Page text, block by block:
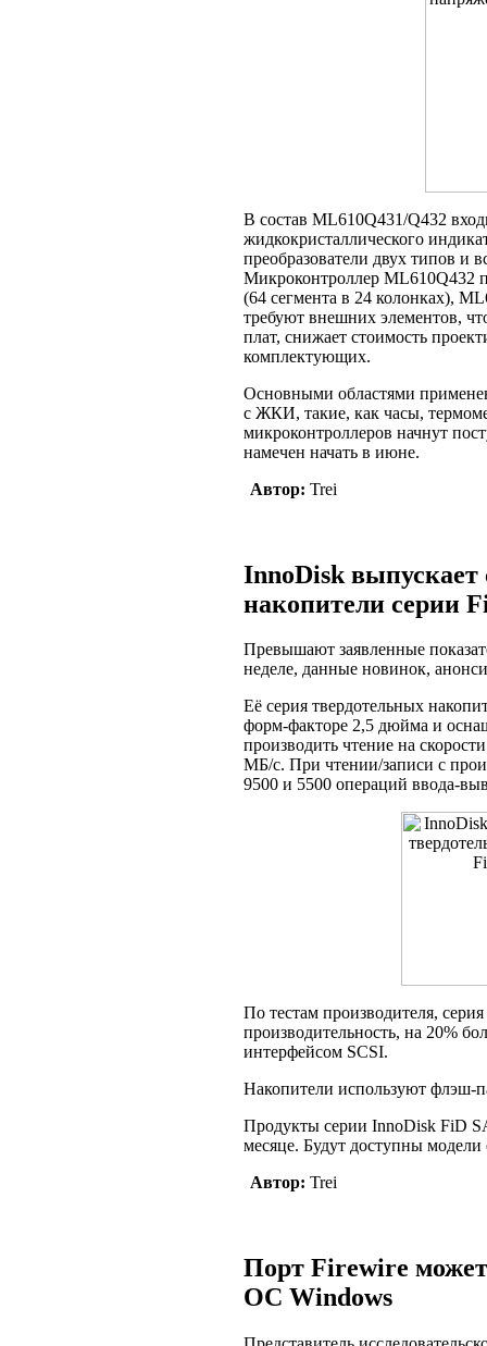
В состав ML610Q431/Q432
жидкокристаллического
преобразователи двух типов и
Микроконтроллер ML610Q432
(64 сегмента в 24 колонках),
требуют внешних элементов,
плат, снижает стоимость
комплектующих.
Основными областями
с ЖКИ, такие, как часы,
микроконтроллеров начнут
намечен начать в июне.
Автор: Trei
InnoDisk выпускает
накопители серии
Превышают заявленные
неделе, данные новинок,
Её серия твердотельных
форм-факторе 2,5 дюйма и
производить чтение на
МБ/с. При чтении/записи с
9500 и 5500 операций ввода-
По тестам производителя,
производительность, на 20%
интерфейсом SCSI.
Накопители используют флэш-
Продукты серии InnoDisk FiD
месяце. Будут доступны
Автор: Trei
Порт Firewire может
ОС Windows